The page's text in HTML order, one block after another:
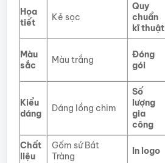
Họa
tiết
Kẻ sọc
Quy
chuẩn
kĩ thuật
Màu
sắc
Màu trắng
Đóng
gói
Kiểu
dáng
Dáng lồng chim
Số
lượng
gia
công
Chất
liệu
Gốm sứ Bát
Tràng
In logo